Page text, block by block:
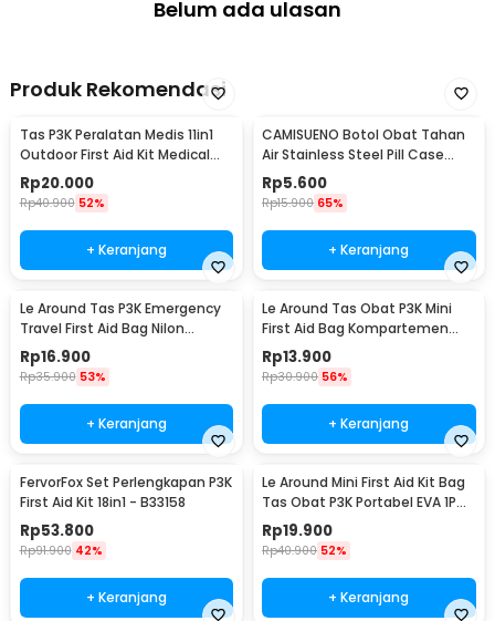
Belum ada ulasan
Produk Rekomendasi
Tas P3K Peralatan Medis 11in1
Outdoor First Aid Kit Medical
Bag - SW5002
Rp20.000
Rp40.900 52%
+ Keranjang
CAMISUENO Botol Obat Tahan
Air Stainless Steel Pill Case
Travel EDC - JS207
Rp5.600
Rp15.900 65%
+ Keranjang
Le Around Tas P3K Emergency
Travel First Aid Bag Nilon
23.7x13x7.5cm - LG129
Rp16.900
Rp35.900 53%
+ Keranjang
Le Around Tas Obat P3K Mini
First Aid Bag Kompartemen
Travel - A3079
Rp13.900
Rp30.900 56%
+ Keranjang
FervorFox Set Perlengkapan P3K
First Aid Kit 18in1 - B33158
Rp53.800
Rp91.900 42%
+ Keranjang
Le Around Mini First Aid Kit Bag
Tas Obat P3K Portabel EVA 1PCS
- LA514
Rp19.900
Rp40.900 52%
+ Keranjang